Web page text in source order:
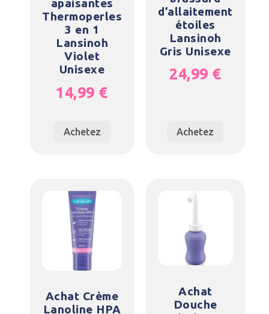
apaisantes
Thermoperles
3 en 1
Lansinoh
Violet
Unisexe
14,99 €
Achetez
d’allaitement
étoiles
Lansinoh
Gris Unisexe
24,99 €
Achetez
Achat Crème
Lanoline HPA
Achat
Douche